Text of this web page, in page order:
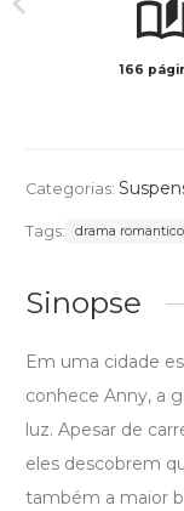
166
Categorias:
Tags: drama romantico
Sinopse
Em uma cidade
conhece Anny, a
luz. Apesar de
eles descobrem
também a maior